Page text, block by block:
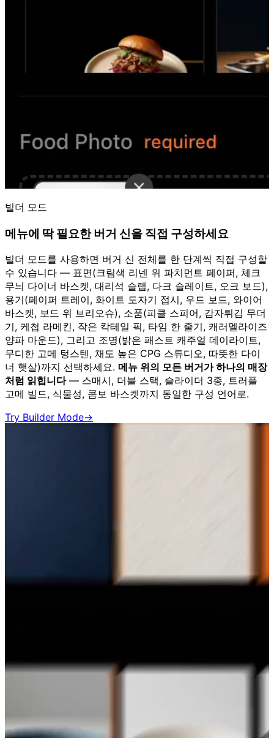
빌더 모드
메뉴에 딱 필요한 버거 신을 직접 구성하세요
빌더 모드를 사용하면 버거 신 전체를 한 단계씩 직접 구성할
수 있습니다 — 표면(크림색 리넨 위 파치먼트 페이퍼, 체크
무늬 다이너 바스켓, 대리석 슬랩, 다크 슬레이트, 오크 보드),
용기(페이퍼 트레이, 화이트 도자기 접시, 우드 보드, 와이어
바스켓, 보드 위 브리오슈), 소품(피클 스피어, 감자튀김 무더
기, 케첩 라메킨, 작은 칵테일 픽, 타임 한 줄기, 캐러멜라이즈
양파 마운드), 그리고 조명(밝은 패스트 캐주얼 데이라이트,
무디한 고메 텅스텐, 채도 높은 CPG 스튜디오, 따뜻한 다이
너 햇살)까지 선택하세요. 메뉴 위의 모든 버거가 하나의 매장
처럼 읽힙니다— 스매시, 더블 스택, 슬라이더 3종, 트러플
고메 빌드, 식물성, 콤보 바스켓까지 동일한 구성 언어로.
Try Builder Mode→